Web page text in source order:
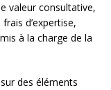
valeur consultative,
d’expertise,
à la charge de la
des éléments